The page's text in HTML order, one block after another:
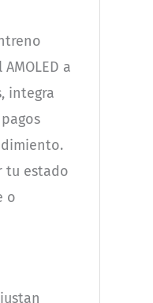
a
integra
tu estado
o